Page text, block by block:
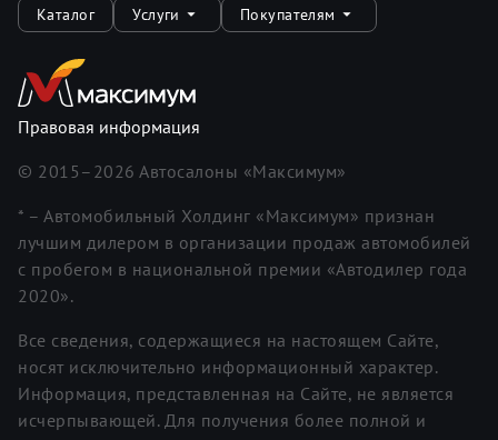
Каталог Услуги Покупателям
Правовая информация
© 2015– 2026 Автосалоны «Максимум»
* – Автомобильный Холдинг «Максимум» признан
лучшим дилером в организации продаж автомобилей
с пробегом в национальной премии «Автодилер года
2020».
Все сведения, содержащиеся на настоящем Сайте,
носят исключительно информационный характер.
Информация, представленная на Сайте, не является
исчерпывающей. Для получения более полной и